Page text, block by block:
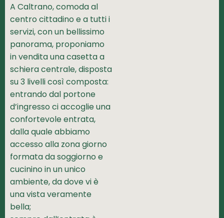
A Caltrano, comoda al
centro cittadino e a tutti i
servizi, con un bellissimo
panorama, proponiamo
in vendita una casetta a
schiera centrale, disposta
su 3 livelli così composta:
entrando dal portone
d’ingresso ci accoglie una
confortevole entrata,
dalla quale abbiamo
accesso alla zona giorno
formata da soggiorno e
cucinino in un unico
ambiente, da dove vi è
una vista veramente
bella;